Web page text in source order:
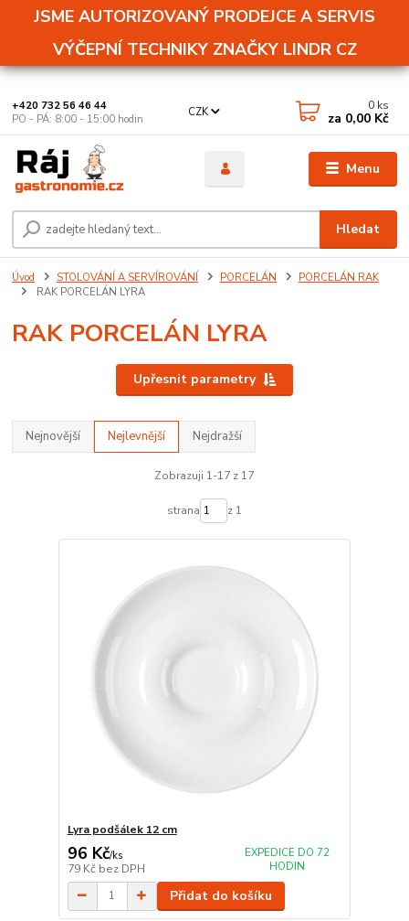
JSME AUTORIZOVANÝ PRODEJCE A SERVIS
VÝČEPNÍ TECHNIKY ZNAČKY LINDR CZ
Menu
CZK
Hledat
+420 732 56 46 44
PO - PÁ: 8:00 - 15:00 hodin
0 ks
za 0,00 Kč
Úvod STOLOVÁNÍ A SERVÍROVÁNÍ PORCELÁN
PORCELÁN RAK
RAK PORCELÁN LYRA
RAK PORCELÁN LYRA
Upřesnit parametry
Nejnovější Nejlevnější Nejdražší
Zobrazuji 1-17 z 17
strana z 1
Lyra podšálek 12 cm
96 Kč/ks
79 Kč bez DPH
EXPEDICE DO 72
HODIN
Přidat do košíku